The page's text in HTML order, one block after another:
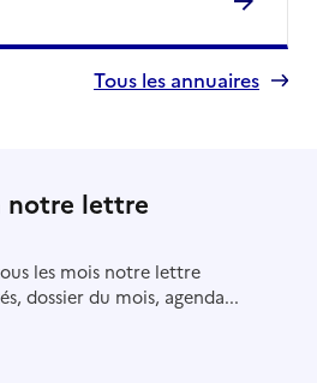
Tous les annuaires
notre lettre
les mois notre lettre
dossier du mois, agenda...